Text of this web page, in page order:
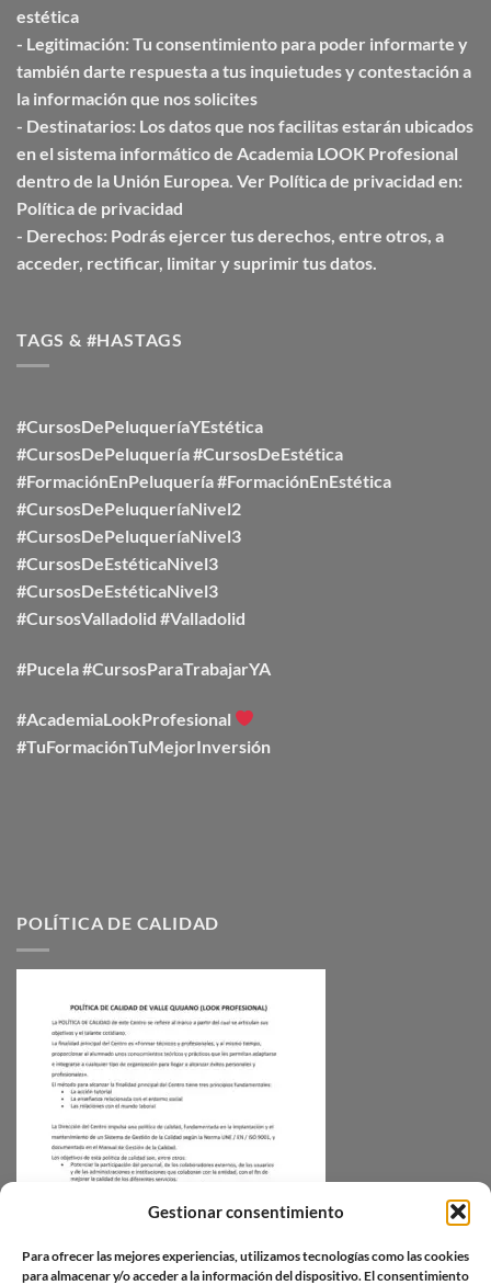
Gestionar consentimiento
Para ofrecer las mejores experiencias, utilizamos tecnologías como las cookies
para almacenar y/o acceder a la información del dispositivo. El consentimiento
estética
- Legitimación: Tu consentimiento para poder informarte y
también darte respuesta a tus inquietudes y contestación a
la información que nos solicites
- Destinatarios: Los datos que nos facilitas estarán ubicados
en el sistema informático de Academia LOOK Profesional
dentro de la Unión Europea. Ver Política de privacidad en:
Política de privacidad
- Derechos: Podrás ejercer tus derechos, entre otros, a
acceder, rectificar, limitar y suprimir tus datos.
TAGS & #HASTAGS
#CursosDePeluqueríaYEstética
#CursosDePeluquería#CursosDeEstética
#FormaciónEnPeluquería#FormaciónEnEstética
#CursosDePeluqueríaNivel2
#CursosDePeluqueríaNivel3
#CursosDeEstéticaNivel3
#CursosDeEstéticaNivel3
#CursosValladolid #Valladolid
#Pucela #CursosParaTrabajarYA
#AcademiaLookProfesional
#TuFormaciónTuMejorInversión
POLÍTICA DE CALIDAD